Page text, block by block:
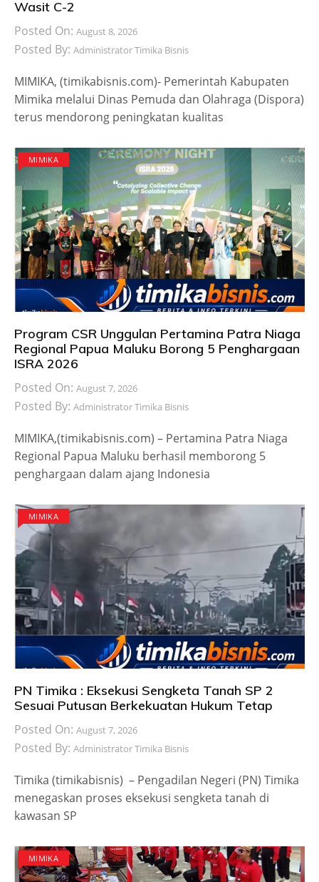
Wasit C-2
Posted On: August 8, 2026
Posted By: Administrator Timika Bisnis
MIMIKA, (timikabisnis.com)- Pemerintah Kabupaten
Mimika melalui Dinas Pemuda dan Olahraga (Dispora)
terus mendorong peningkatan kualitas
MIMIKA
Program CSR Unggulan Pertamina Patra Niaga
Regional Papua Maluku Borong 5 Penghargaan
ISRA 2026
Posted On: August 7, 2026
Posted By: Administrator Timika Bisnis
MIMIKA,(timikabisnis.com) – Pertamina Patra Niaga
Regional Papua Maluku berhasil memborong 5
penghargaan dalam ajang Indonesia
MIMIKA
PN Timika : Eksekusi Sengketa Tanah SP 2
Sesuai Putusan Berkekuatan Hukum Tetap
Posted On: August 7, 2026
Posted By: Administrator Timika Bisnis
Timika (timikabisnis) – Pengadilan Negeri (PN) Timika
menegaskan proses eksekusi sengketa tanah di
kawasan SP
MIMIKA